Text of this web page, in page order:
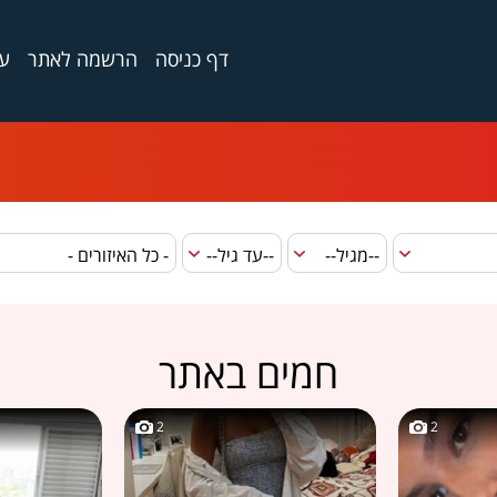
דף כניסה הרשמה לאתר
חמים באתר
2 2